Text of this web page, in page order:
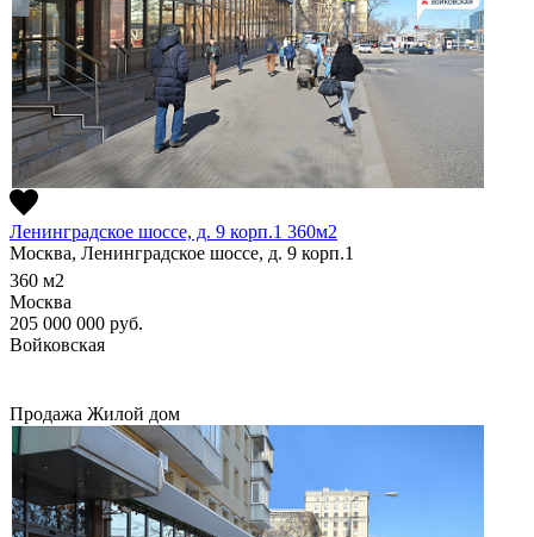
Ленинградское шоссе, д. 9 корп.1 360м2
Москва, Ленинградское шоссе, д. 9 корп.1
360 м2
Москва
205 000 000 руб.
Войковская
Продажа Жилой дом